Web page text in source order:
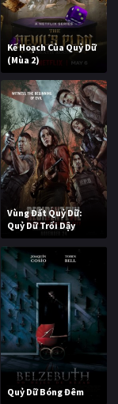
Kế Hoạch Của Quỷ Dữ
(Mùa 2)
Vùng Đất Quỷ Dữ:
Quỷ Dữ Trổi Dậy
Quỷ Dữ Bóng Đêm